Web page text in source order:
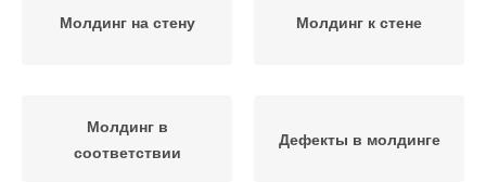
Молдинг на стену Молдинг к стене
Молдинг в
соответствии
Дефекты в молдинге